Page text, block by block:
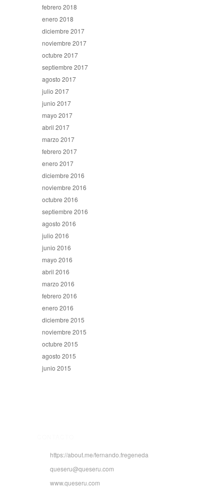
febrero 2018
enero 2018
diciembre 2017
noviembre 2017
octubre 2017
septiembre 2017
agosto 2017
julio 2017
junio 2017
mayo 2017
abril 2017
marzo 2017
febrero 2017
enero 2017
diciembre 2016
noviembre 2016
octubre 2016
septiembre 2016
agosto 2016
julio 2016
junio 2016
mayo 2016
abril 2016
marzo 2016
febrero 2016
enero 2016
diciembre 2015
noviembre 2015
octubre 2015
agosto 2015
junio 2015
https://about.me/fernando.fregeneda
queseru@queseru.com
www.queseru.com